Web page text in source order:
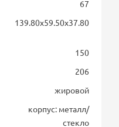
67
139.80х59.50х37.80
150
206
жировой
корпус: металл/
стекло